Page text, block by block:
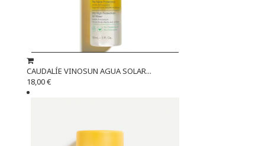
CAUDALÍE VINOSUN AGUA SOLAR...
18,00 €